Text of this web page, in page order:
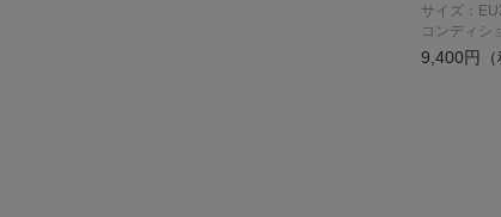
サイズ：
コンディシ
9,400円（